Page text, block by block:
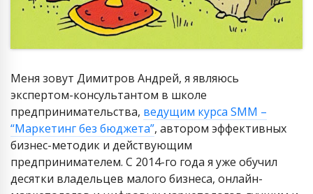
Меня зовут Димитров Андрей, я являюсь
экспертом-консультантом в школе
предпринимательства, ведущим курса SMM –
“Маркетинг без бюджета”, автором эффективных
бизнес-методик и действующим
предпринимателем. С 2014-го года я уже обучил
десятки владельцев малого бизнеса, онлайн-